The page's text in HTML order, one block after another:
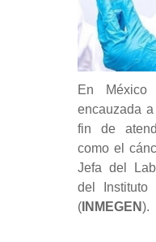
En México
encauzada
fin de
como el
Jefa del
del Instituto
( INMEGEN ).